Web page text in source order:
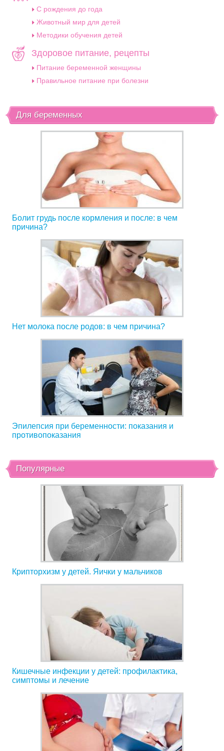
C рождения до года
Животный мир для детей
Методики обучения детей
Здоровое питание, рецепты
Питание беременной женщины
Правильное питание при болезни
Для беременных
Болит грудь после кормления и после: в чем
причина?
Нет молока после родов: в чем причина?
Эпилепсия при беременности: показания и
противопоказания
Популярные
Крипторхизм у детей. Яички у мальчиков
Кишечные инфекции у детей: профилактика,
симптомы и лечение